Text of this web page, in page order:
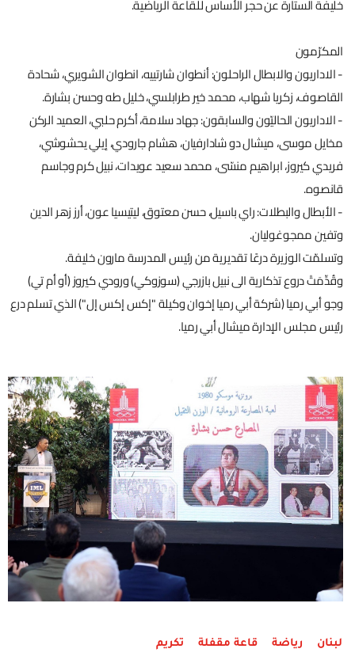
خليفة الستارة عن حجر الأساس للقاعة الرياضية.
المكرّمون
- الاداريون والابطال الراحلون: أنطوان شارتييه، انطوان الشويري، شحادة
القاصوف، زكريا شهاب، محمد خير طرابلسي، خليل طه وحسن بشارة.
- الاداريون الحاليّون والسابقون: جهاد سلامة، أكرم حلبي، العميد الركن
مخايل موسى، ميشال دو شادارفيان، هشام جارودي، إيلي يحشوشي،
فريدي كيروز، ابراهيم منسّى، محمد سعيد عويدات، نبيل كرم وجاسم
قانصوه.
- الأبطال والبطلات: راي باسيل، حسن معتوق، ليتيسيا عون، أرز زهر الدين
وتفين ممجوغوليان.
وتسلمّت الوزيرة درعًا تقديرية من رئيس المدرسة مارون خليفة.
وقُدِّمَتْ دروع تذكارية الى نبيل بازرجي (سوزوكي) ورودي كيروز (أو أم تي)
وجو أبي رميا (شركة أبي رميا إخوان وكيلة "إكس إكس إل") الذي تسلم درع
رئيس مجلس الإدارة ميشال أبي رميا.
لبنان رياضة قاعة مقفلة تكريم